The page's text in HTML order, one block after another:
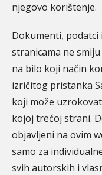
njegovo korištenje.
Dokumenti,
stranicama ne
na bilo koji način
izričitog pristanka
koji može
kojoj trećoj strani.
objavljeni na ovim
samo za
svih autorskih i